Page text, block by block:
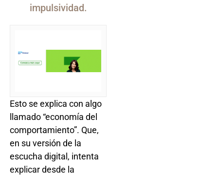
impulsividad.
Esto se explica con algo
llamado “economía del
comportamiento”. Que,
en su versión de la
escucha digital, intenta
explicar desde la